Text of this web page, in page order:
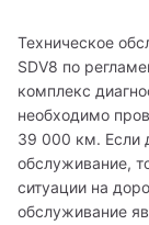
Техническое
SDV8 по
комплекс
необходимо
39 000 км. Если
обслуживание,
ситуации на
обслуживание